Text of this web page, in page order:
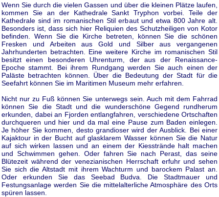
Wenn Sie durch die vielen Gassen und über die kleinen Plätze laufen,
kommen Sie an der Kathedrale Sankt Tryphon vorbei. Teile der
Kathedrale sind im romanischen Stil erbaut und etwa 800 Jahre alt.
Besonders ist, dass sich hier Reliquien des Schutzheiligen von Kotor
befinden. Wenn Sie die Kirche betreten, können Sie die schönen
Fresken und Arbeiten aus Gold und Silber aus vergangenen
Jahrhunderten betrachten. Eine weitere Kirche im romanischen Stil
besitzt einen besonderen Uhrenturm, der aus der Renaissance-
Epoche stammt. Bei ihrem Rundgang werden Sie auch einen der
Paläste betrachten können. Über die Bedeutung der Stadt für die
Seefahrt können Sie im Maritimen Museum mehr erfahren.
Nicht nur zu Fuß können Sie unterwegs sein. Auch mit dem Fahrrad
können Sie die Stadt und die wunderschöne Gegend rundherum
erkunden, dabei an Fjorden entlangfahren, verschiedene Ortschaften
durchqueren und hier und da mal eine Pause zum Baden einlegen.
Je höher Sie kommen, desto grandioser wird der Ausblick. Bei einer
Kajaktour in der Bucht auf glasklarem Wasser können Sie die Natur
auf sich wirken lassen und an einem der Kiesstrände halt machen
und Schwimmen gehen. Oder fahren Sie nach Perast, das seine
Blütezeit während der venezianischen Herrschaft erfuhr und sehen
Sie sich die Altstadt mit ihrem Wachturm und barockem Palast an.
Oder erkunden Sie das Seebad Budva. Die Stadtmauer und
Festungsanlage werden Sie die mittelalterliche Atmosphäre des Orts
spüren lassen.